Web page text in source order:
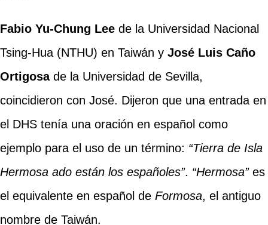
Fabio Yu-Chung Leede la Universidad Nacional
Tsing-Hua (NTHU) en Taiwán y José Luis Caño
Ortigosade la Universidad de Sevilla,
coincidieron con José. Dijeron que una entrada en
el DHS tenía una oración en español como
ejemplo para el uso de un término: “Tierra de Isla
Hermosa ado están los españoles”. “Hermosa”es
el equivalente en español de Formosa, el antiguo
nombre de Taiwán.